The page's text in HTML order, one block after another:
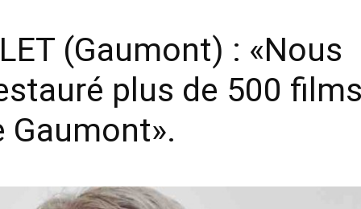
(Gaumont) : «Nous
plus de 500 films
Gaumont».